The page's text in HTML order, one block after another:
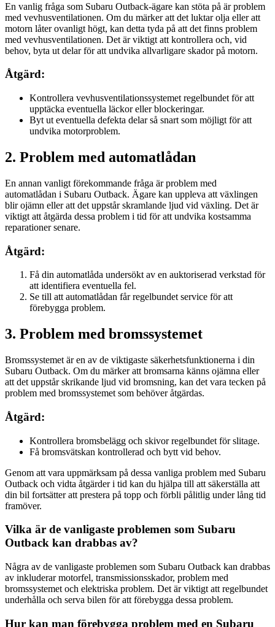
En vanlig fråga som Subaru Outback-ägare kan stöta på är problem
med vevhusventilationen. Om du märker att det luktar olja eller att
motorn låter ovanligt högt, kan detta tyda på att det finns problem
med vevhusventilationen. Det är viktigt att kontrollera och, vid
behov, byta ut delar för att undvika allvarligare skador på motorn.
Åtgärd:
Kontrollera vevhusventilationssystemet regelbundet för att
upptäcka eventuella läckor eller blockeringar.
Byt ut eventuella defekta delar så snart som möjligt för att
undvika motorproblem.
2. Problem med automatlådan
En annan vanligt förekommande fråga är problem med
automatlådan i Subaru Outback. Ägare kan uppleva att växlingen
blir ojämn eller att det uppstår skramlande ljud vid växling. Det är
viktigt att åtgärda dessa problem i tid för att undvika kostsamma
reparationer senare.
Åtgärd:
Få din automatlåda undersökt av en auktoriserad verkstad för
att identifiera eventuella fel.
Se till att automatlådan får regelbundet service för att
förebygga problem.
3. Problem med bromssystemet
Bromssystemet är en av de viktigaste säkerhetsfunktionerna i din
Subaru Outback. Om du märker att bromsarna känns ojämna eller
att det uppstår skrikande ljud vid bromsning, kan det vara tecken på
problem med bromssystemet som behöver åtgärdas.
Åtgärd:
Kontrollera bromsbelägg och skivor regelbundet för slitage.
Få bromsvätskan kontrollerad och bytt vid behov.
Genom att vara uppmärksam på dessa vanliga problem med Subaru
Outback och vidta åtgärder i tid kan du hjälpa till att säkerställa att
din bil fortsätter att prestera på topp och förbli pålitlig under lång tid
framöver.
Vilka är de vanligaste problemen som Subaru
Outback kan drabbas av?
Några av de vanligaste problemen som Subaru Outback kan drabbas
av inkluderar motorfel, transmissionsskador, problem med
bromssystemet och elektriska problem. Det är viktigt att regelbundet
underhålla och serva bilen för att förebygga dessa problem.
Hur kan man förebygga problem med en Subaru